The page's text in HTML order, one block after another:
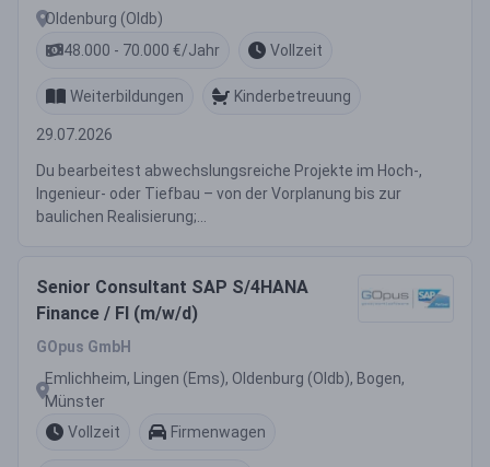
Oldenburg (Oldb)
48.000 - 70.000 €/Jahr
Vollzeit
Weiterbildungen Kinderbetreuung
29.07.2026
Du bearbeitest abwechslungsreiche Projekte im Hoch-,
Ingenieur- oder Tiefbau – von der Vorplanung bis zur
baulichen Realisierung;...
Senior Consultant SAP S/4HANA
Finance / FI (m/w/d)
GOpus GmbH
Emlichheim, Lingen (Ems), Oldenburg (Oldb), Bogen,
Münster
Vollzeit
Firmenwagen